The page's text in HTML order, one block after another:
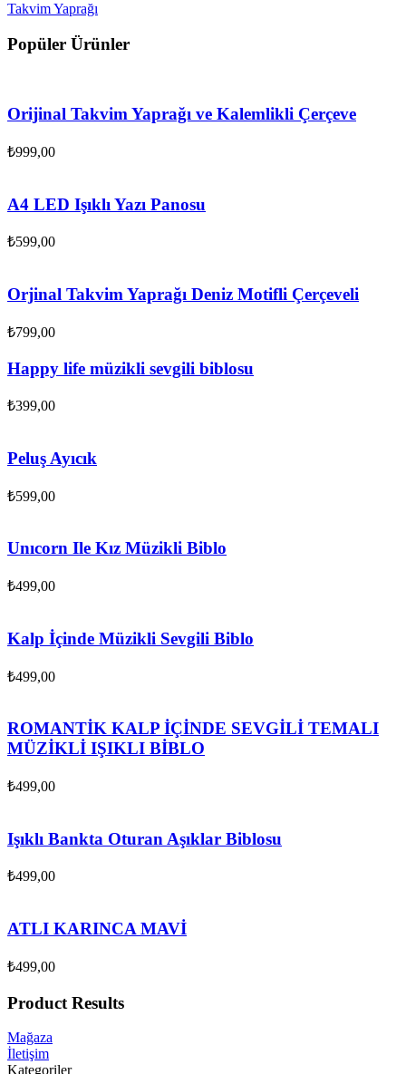
Takvim Yaprağı
Popüler Ürünler
Orijinal Takvim Yaprağı ve Kalemlikli Çerçeve
₺999,00
A4 LED Işıklı Yazı Panosu
₺599,00
Orjinal Takvim Yaprağı Deniz Motifli Çerçeveli
₺799,00
Happy life müzikli sevgili biblosu
₺399,00
Peluş Ayıcık
₺599,00
Unıcorn Ile Kız Müzikli Biblo
₺499,00
Kalp İçinde Müzikli Sevgili Biblo
₺499,00
ROMANTİK KALP İÇİNDE SEVGİLİ TEMALI
MÜZİKLİ IŞIKLI BİBLO
₺499,00
Işıklı Bankta Oturan Aşıklar Biblosu
₺499,00
ATLI KARINCA MAVİ
₺499,00
Product Results
Mağaza
İletişim
Kategoriler